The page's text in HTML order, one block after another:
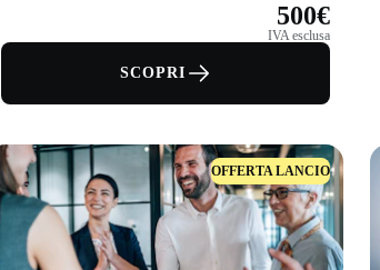
500€
IVA esclusa
SCOPRI
OFFERTA LANCIO